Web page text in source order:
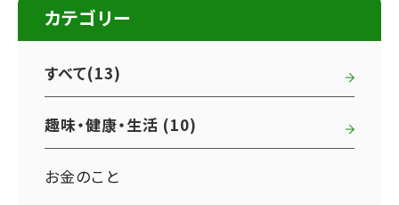
カテゴリー
すべて(13)
趣味・健康・生活 (10)
お金のこと